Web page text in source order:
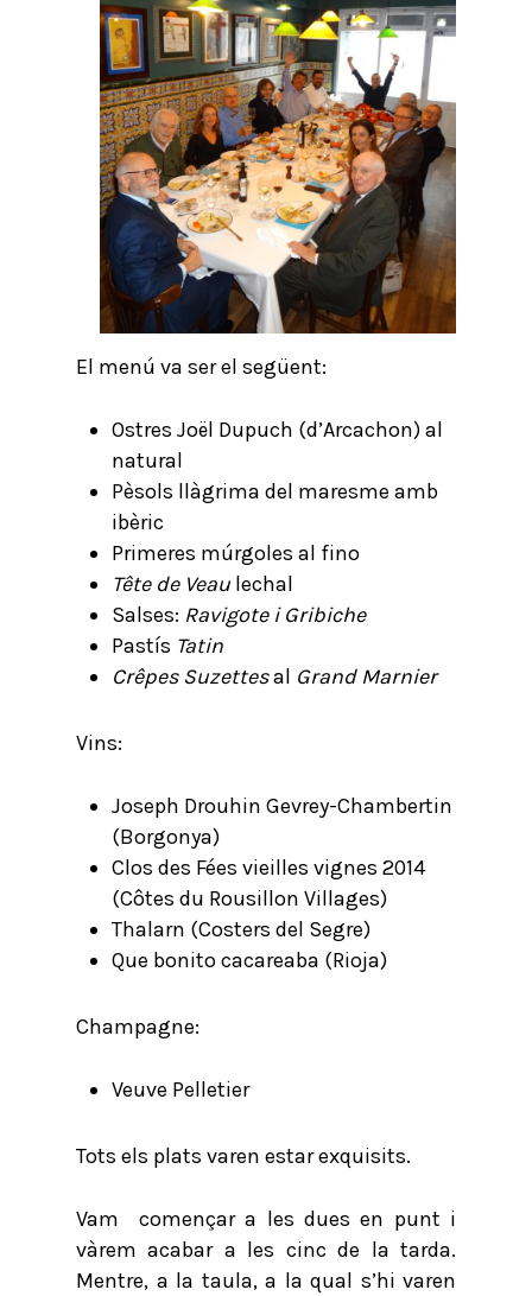
El menú va ser el següent:
Ostres Joël Dupuch (d’Arcachon) al
natural
Pèsols llàgrima del maresme amb
ibèric
Primeres múrgoles al fino
Tête de Veaulechal
Salses: Ravigote i Gribiche
Pastís Tatin
Crêpes Suzettesal Grand Marnier
Vins:
Joseph Drouhin Gevrey-Chambertin
(Borgonya)
Clos des Fées vieilles vignes 2014
(Côtes du Rousillon Villages)
Thalarn (Costers del Segre)
Que bonito cacareaba (Rioja)
Champagne:
Veuve Pelletier
Tots els plats varen estar exquisits.
Vam començar a les dues en punt i
vàrem acabar a les cinc de la tarda.
Mentre, a la taula, a la qual s’hi varen